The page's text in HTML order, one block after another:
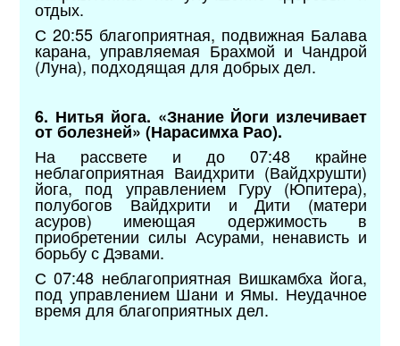
отдых.
С 20:55 благоприятная, подвижная Балава
карана, управляемая Брахмой и Чандрой
(Луна), подходящая для добрых дел.
6. Нитья йога. «Знание Йоги излечивает
от болезней» (Нарасимха Рао).
На рассвете и до 07:48 крайне
неблагоприятная Ваидхрити (Вайдхрушти)
йога, под управлением Гуру (Юпитера),
полубогов Вайдхрити и Дити (матери
асуров) имеющая одержимость в
приобретении силы Асурами, ненависть и
борьбу с Дэвами.
С 07:48 неблагоприятная Вишкамбха йога,
под управлением Шани и Ямы. Неудачное
время для благоприятных дел.